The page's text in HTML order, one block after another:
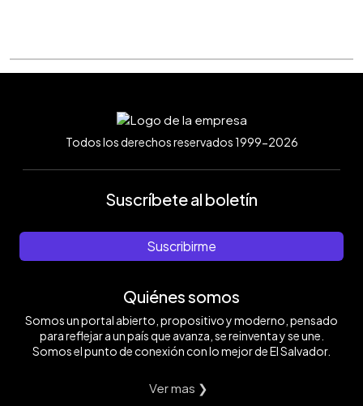
Todos los derechos reservados 1999-2026
Suscríbete al boletín
Suscribirme
Quiénes somos
Somos un portal abierto, propositivo y moderno, pensado
para reflejar a un país que avanza, se reinventa y se une.
Somos el punto de conexión con lo mejor de El Salvador.
Ver mas ❯